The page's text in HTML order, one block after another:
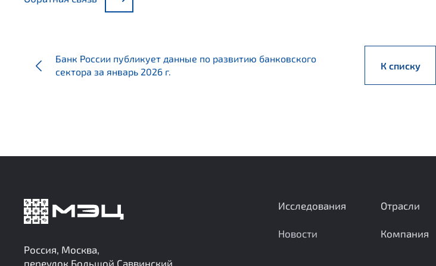
Банк России публикует данные по развитию банковского
сектора за январь 2026 г.
К списку
Россия, Москва,
переулок Большой Саввинский,
Исследования
Новости
Отрасли
Компания